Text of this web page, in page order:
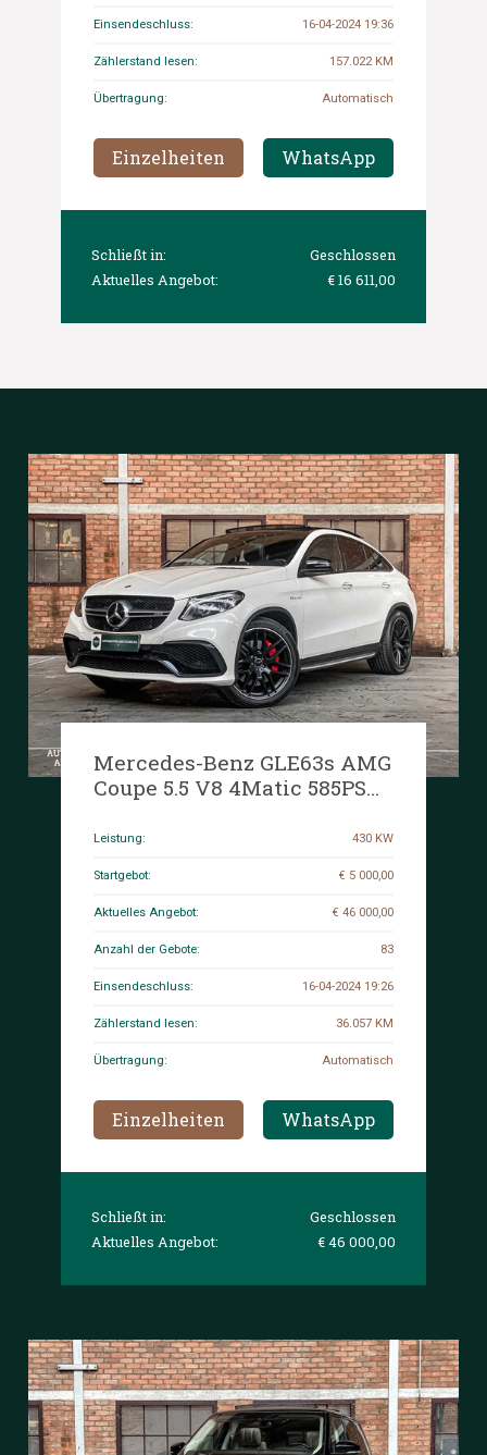
Einsendeschluss: 16-04-2024 19:36
Zählerstand lesen: 157.022 KM
Übertragung: Automatisch
Einzelheiten WhatsApp
Schließt in:
Geschlossen
Aktuelles Angebot:
€ 16 611,00
Mercedes-Benz GLE63s AMG
Coupe 5.5 V8 4Matic 585PS
HX-586-B
Leistung: 430 KW
Startgebot: € 5 000,00
Aktuelles Angebot: € 46 000,00
Anzahl der Gebote: 83
Einsendeschluss: 16-04-2024 19:26
Zählerstand lesen: 36.057 KM
Übertragung: Automatisch
Einzelheiten WhatsApp
Schließt in:
Geschlossen
Aktuelles Angebot:
€ 46 000,00